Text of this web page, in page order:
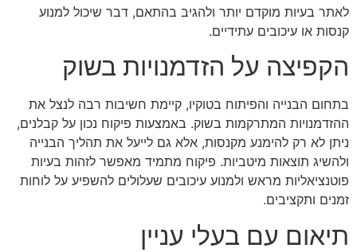
לאתר בעיות מוקדם יותר ולהגיב בהתאם, דבר שיכול למנוע
קנסות או עיכובים עתידיים.
הקפיצה על הזדמנויות בשוק
בתחום הבנייה והפיתוח בטוקיו, קיימת חשיבות רבה לנצל את
ההזדמנויות המתרקמות בשוק. באמצעות פיקוח נכון על קבלנים,
ניתן לא רק להימנע מקנסות, אלא גם לייעל את תהליך הבנייה
ולהשיג תוצאות מיטביות. פיקוח מתמיד מאפשר לזהות בעיות
פוטנציאליות מראש ולמנוע עיכובים שעלולים להשפיע על לוחות
זמנים ותקציבים.
תיאום עם בעלי עניין